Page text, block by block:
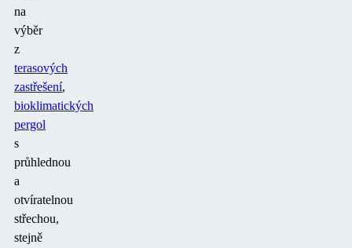
na
výběr
z
terasových
zastřešení,
bioklimatických
pergol
s
průhlednou
a
otvíratelnou
střechou,
stejně